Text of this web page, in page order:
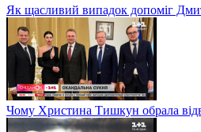
Як щасливий випадок допоміг
Чому Христина Тишкун обрала